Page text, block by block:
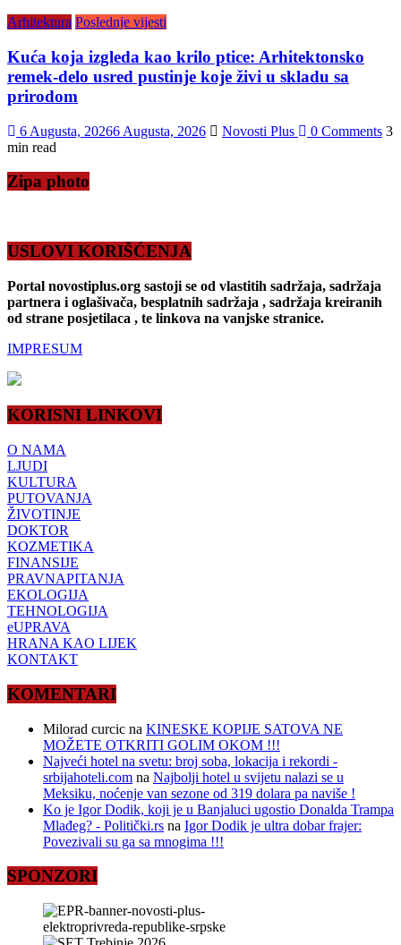
Arhitektura Poslednje vijesti
Kuća koja izgleda kao krilo ptice: Arhitektonsko
remek-delo usred pustinje koje živi u skladu sa
prirodom
6 Augusta, 20266 Augusta, 2026 Novosti Plus 0 Comments 3
min read
Zipa photo
USLOVI KORIŠĆENJA
Portal novostiplus.org sastoji se od vlastitih sadržaja, sadržaja
partnera i oglašivača, besplatnih sadržaja , sadržaja kreiranih
od strane posjetilaca , te linkova na vanjske stranice.
IMPRESUM
KORISNI LINKOVI
O NAMA
LJUDI
KULTURA
PUTOVANJA
ŽIVOTINJE
DOKTOR
KOZMETIKA
FINANSIJE
PRAVNAPITANJA
EKOLOGIJA
TEHNOLOGIJA
eUPRAVA
HRANA KAO LIJEK
KONTAKT
KOMENTARI
Milorad curcic na KINESKE KOPIJE SATOVA NE
MOŽETE OTKRITI GOLIM OKOM !!!
Najveći hotel na svetu: broj soba, lokacija i rekordi -
srbijahoteli.com na Najbolji hotel u svijetu nalazi se u
Meksiku, noćenje van sezone od 319 dolara pa naviše !
Ko je Igor Dodik, koji je u Banjaluci ugostio Donalda Trampa
Mlađeg? - Politički.rs na Igor Dodik je ultra dobar frajer:
Povezivali su ga sa mnogima !!!
SPONZORI